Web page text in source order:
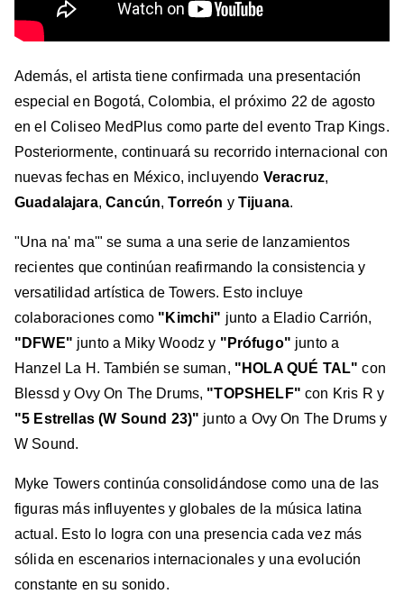
Además, el artista tiene confirmada una presentación
especial en Bogotá, Colombia, el próximo 22 de agosto
en el Coliseo MedPlus como parte del evento Trap Kings.
Posteriormente, continuará su recorrido internacional con
nuevas fechas en México, incluyendo Veracruz,
Guadalajara,Cancún,Torreón y Tijuana.
"Una na' ma'" se suma a una serie de lanzamientos
recientes que continúan reafirmando la consistencia y
versatilidad artística de Towers. Esto incluye
colaboraciones como "Kimchi" junto a Eladio Carrión,
"DFWE" junto a Miky Woodz y "Prófugo" junto a
Hanzel La H. También se suman, "HOLA QUÉ TAL" con
Blessd y Ovy On The Drums, "TOPSHELF" con Kris R y
"5 Estrellas (W Sound 23)" junto a Ovy On The Drums y
W Sound.
Myke Towers continúa consolidándose como una de las
figuras más influyentes y globales de la música latina
actual. Esto lo logra con una presencia cada vez más
sólida en escenarios internacionales y una evolución
constante en su sonido.